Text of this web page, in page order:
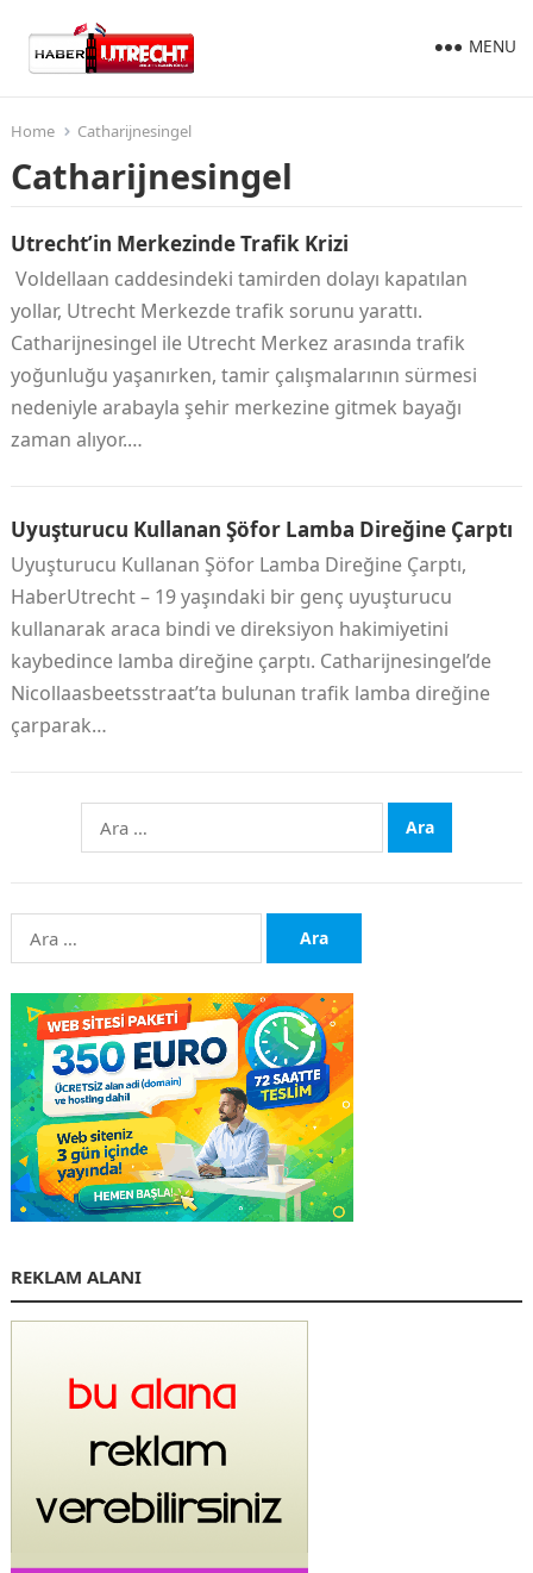
MENU
Home Catharijnesingel
Catharijnesingel
Utrecht’in Merkezinde Trafik Krizi
Voldellaan caddesindeki tamirden dolayı kapatılan
yollar, Utrecht Merkezde trafik sorunu yarattı.
Catharijnesingel ile Utrecht Merkez arasında trafik
yoğunluğu yaşanırken, tamir çalışmalarının sürmesi
nedeniyle arabayla şehir merkezine gitmek bayağı
zaman alıyor.…
Uyuşturucu Kullanan Şöfor Lamba Direğine Çarptı
Uyuşturucu Kullanan Şöfor Lamba Direğine Çarptı,
HaberUtrecht – 19 yaşındaki bir genç uyuşturucu
kullanarak araca bindi ve direksiyon hakimiyetini
kaybedince lamba direğine çarptı. Catharijnesingel’de
Nicollaasbeetsstraat’ta bulunan trafik lamba direğine
çarparak…
Arama:
Arama:
REKLAM ALANI